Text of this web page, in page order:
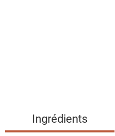
Ingrédients